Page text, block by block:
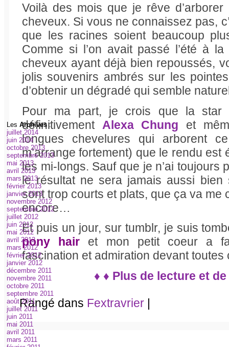
Les Archives:
juillet 2014
juin 2014
octobre 2013
septembre 2013
mai 2013
avril 2013
mars 2013
février 2013
janvier 2013
novembre 2012
septembre 2012
juillet 2012
juin 2012
mai 2012
avril 2012
mars 2012
février 2012
janvier 2012
décembre 2011
novembre 2011
octobre 2011
septembre 2011
août 2011
juillet 2011
juin 2011
mai 2011
avril 2011
mars 2011
Voilà des mois que je rêve
cheveux. Si vous ne connaissez pas,
que les racines soient beaucoup
Comme si l’on avait passé l’été à
cheveux ayant déjà bien repoussés,
jolis souvenirs ambrés sur les
d’obtenir un dégradé qui semble
Pour ma part, je crois que la
définitivement Alexa Chung et
longues chevelures qui arborent
m’arrange fortement) que le rendu
les mi-longs. Sauf que je n’ai toujours
le résultat ne sera jamais aussi
sont trop courts et plats, que ça va me
encore…
Et puis un jour, sur tumblr, je suis
pony hair
et mon petit coeur a
fascination et admiration devant toutes
♦ ♦ Plus de lecture et
Rangé dans Fextravrier |